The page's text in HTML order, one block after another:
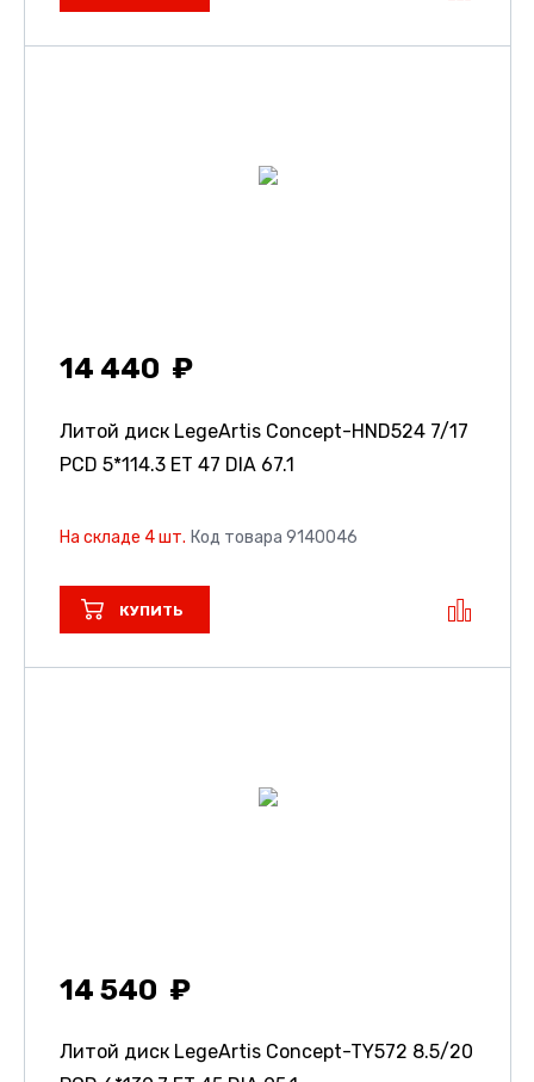
14 440
Литой диск LegeArtis Concept-HND524 7/17
PCD 5*114.3 ET 47 DIA 67.1
На складе 4 шт. Код товара 9140046
КУПИТЬ
14 540
Литой диск LegeArtis Concept-TY572 8.5/20